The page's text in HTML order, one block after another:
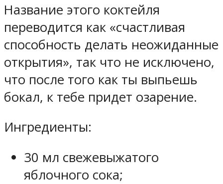
Название этого коктейля
переводится как «счастливая
способность делать неожиданные
открытия», так что не исключено,
что после того как ты выпьешь
бокал, к тебе придет озарение.
Ингредиенты:
30 мл свежевыжатого
яблочного сока;